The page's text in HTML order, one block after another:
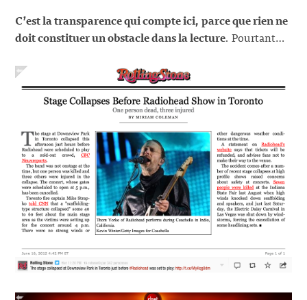
C’est la transparence qui compte ici, parce que rien ne
doit constituer un obstacle dans la lecture. Pourtant…